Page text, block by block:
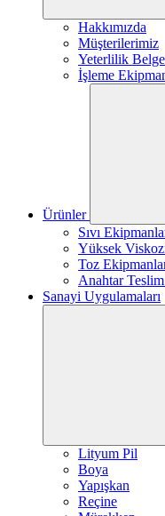
Hakkımızda
Müşterilerimiz
Yeterlilik
İşleme
Ürünler
Sıvı
Yüksek
Toz
Anahtar
Sanayi Uygulamaları
Lityum Pil
Boya
Yapışkan
Reçine